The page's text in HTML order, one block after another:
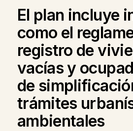
El plan incluye
como el
registro de
vacías y
de
trámites
ambientales